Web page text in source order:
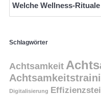
Welche Wellness-
Schlagwörter
Achtsamkeit
Digitalisierung